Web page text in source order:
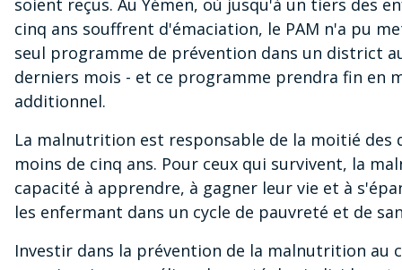
cinq ans souffrent d'émaciation, le PAM n'a pu
seul programme de prévention dans un district
derniers mois - et ce programme prendra fin en
additionnel.
La malnutrition est responsable de la moitié des
moins de cinq ans. Pour ceux qui survivent, la
capacité à apprendre, à gagner leur vie et à
les enfermant dans un cycle de pauvreté et de
Investir dans la prévention de la malnutrition au